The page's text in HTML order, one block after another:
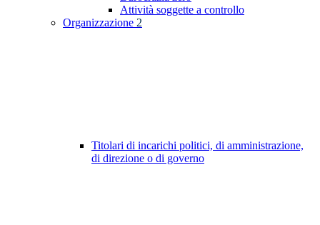
Attività soggette a controllo
Organizzazione 2
Titolari di incarichi politici, di amministrazione,
di direzione o di governo